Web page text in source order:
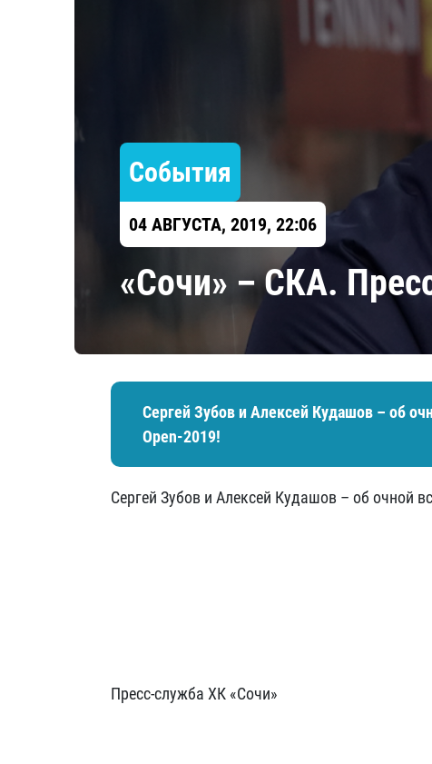
События
04 АВГУСТА, 2019, 22:06
«Сочи» – СКА.
Сергей Зубов и Алексей Кудашов – об
Open-2019!
Сергей Зубов и Алексей Кудашов – об очной
Пресс-служба ХК «Сочи»